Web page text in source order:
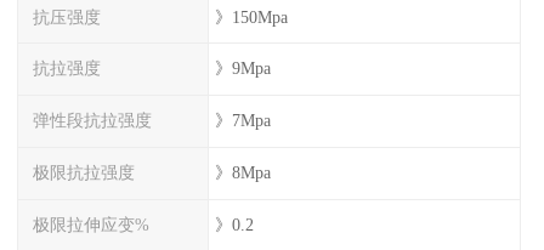
抗压强度 》150Mpa
抗拉强度 》9Mpa
弹性段抗拉强度 》7Mpa
极限抗拉强度 》8Mpa
极限拉伸应变% 》0.2